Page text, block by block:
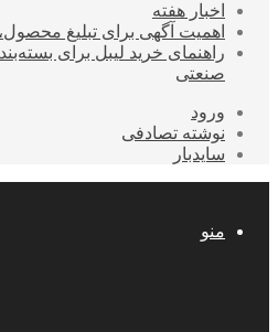
اخبار هفته
اهمیت آگهی برای تبلیغ
راهنمای خرید لیبل برای
صنعتی
ورود
نوشته تصادفی
سایدبار
منو